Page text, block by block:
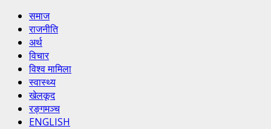
समाज
राजनीति
अर्थ
विचार
विश्व मामिला
स्वास्थ्य
खेलकूद
रङ्गमञ्च
ENGLISH